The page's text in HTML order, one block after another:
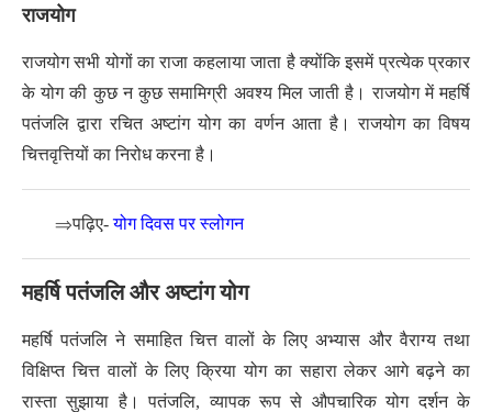
राजयोग
राजयोग सभी योगों का राजा कहलाया जाता है क्योंकि इसमें प्रत्येक प्रकार
के योग की कुछ न कुछ समामिग्री अवश्य मिल जाती है। राजयोग में महर्षि
पतंजलि द्वारा रचित अष्टांग योग का वर्णन आता है। राजयोग का विषय
चित्तवृत्तियों का निरोध करना है।
⇒पढ़िए-योग दिवस पर स्लोगन
महर्षि पतंजलि और अष्टांग योग
महर्षि पतंजलि ने समाहित चित्त वालों के लिए अभ्यास और वैराग्य तथा
विक्षिप्त चित्त वालों के लिए क्रिया योग का सहारा लेकर आगे बढ़ने का
रास्ता सुझाया है। पतंजलि, व्यापक रूप से औपचारिक योग दर्शन के